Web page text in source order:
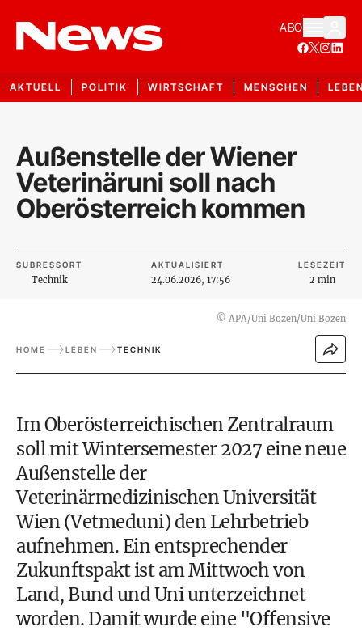
ABO
AKTUELL POLITIK WIRTSCHAFT MENSCHEN
Außenstelle der Wiener
Veterinäruni soll nach
Oberösterreich kommen
SUBRESSORT
Technik
AKTUALISIERT
24.06.2026, 17:56
LESEZEIT
2 min
© APA/Uni Bozen/Uni Bozen
HOME LEBEN TECHNIK
Im Oberösterreichischen Zentralraum
soll mit Wintersemester 2027 eine neue
Außenstelle der
Veterinärmedizinischen Universität
Wien (Vetmeduni) den Lehrbetrieb
aufnehmen. Ein entsprechender
Zukunftspakt ist am Mittwoch von
Land, Bund und Uni unterzeichnet
worden. Damit wurde eine "Offensive